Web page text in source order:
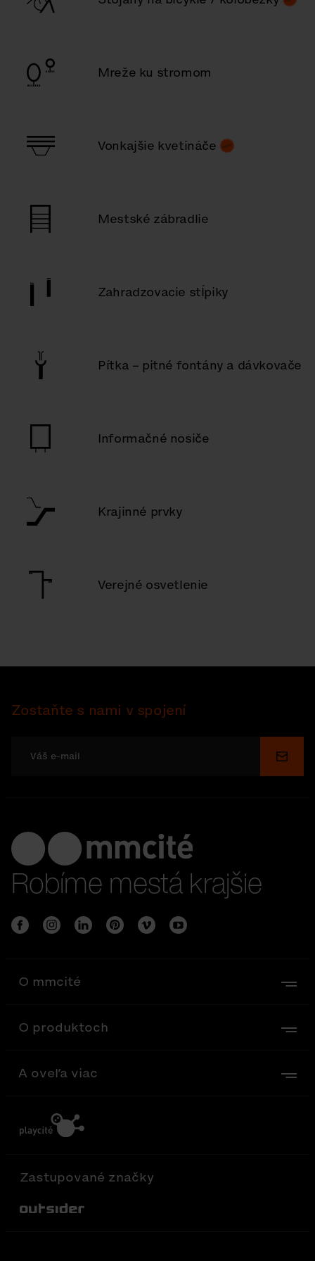
Mreže ku stromom
Vonkajšie kvetináče
Mestské zábradlie
Zahradzovacie stĺpiky
Pítka – pitné fontány a dávkovače
Informačné nosiče
Krajinné prvky
Verejné osvetlenie
Zostaňte s nami v spojení
Robíme mestá krajšie
O mmcité
O produktoch
A oveľa viac
Zastupované značky
Out-Sider